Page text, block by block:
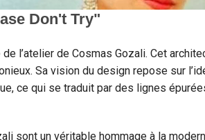
l’atelier de Cosmas Gozali. Cet
Sa vision du design repose sur
ce qui se traduit par des lignes
sont un véritable hommage à la